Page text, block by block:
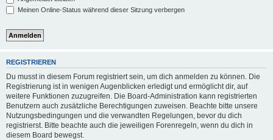
Meinen Online-Status während dieser Sitzung verbergen
REGISTRIEREN
Du musst in diesem Forum registriert sein, um dich anmelden zu können. Die
Registrierung ist in wenigen Augenblicken erledigt und ermöglicht dir, auf
weitere Funktionen zuzugreifen. Die Board-Administration kann registrierten
Benutzern auch zusätzliche Berechtigungen zuweisen. Beachte bitte unsere
Nutzungsbedingungen und die verwandten Regelungen, bevor du dich
registrierst. Bitte beachte auch die jeweiligen Forenregeln, wenn du dich in
diesem Board bewegst.